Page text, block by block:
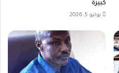
كبيرة
يوليو 5, 2026